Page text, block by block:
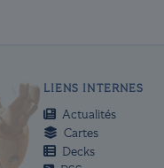
LIENS INTERNES
Actualités
Cartes
Decks